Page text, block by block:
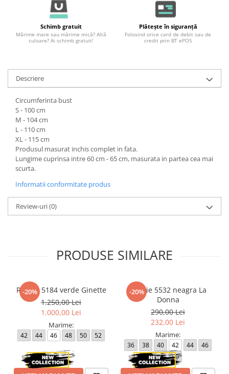
Schimb gratuit
Mărime mare sau mărime mică? Altă
culoare? Ai schimb gratuit!
Plătește în siguranță
Folosind orice card de debit sau de
credit prin BT ePOS
Descriere
Circumferinta bust
S - 100 cm
M - 104 cm
L - 110 cm
XL - 115 cm
Produsul masurat inchis complet in fata.
Lungime cuprinsa intre 60 cm - 65 cm, masurata in partea cea mai
scurta.
Informatii conformitate produs
Review-uri(0)
PRODUSE SIMILARE
-20%
Rochie 5184 verde Ginette
1.250,00 Lei
1.000,00 Lei
Marime:
42 44 46 48 50 52
-20%
Rochie 5532 neagra La
Donna
290,00 Lei
232,00 Lei
Marime:
36 38 40 42 44
46
48
50